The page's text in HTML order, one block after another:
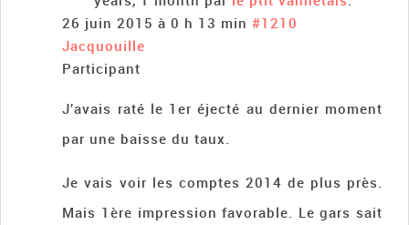
26 juin 2015 à 0 h 13 min #1210
Jacquouille
Participant
J’avais raté le 1er éjecté au dernier moment
par une baisse du taux.
Je vais voir les comptes 2014 de plus près.
Mais 1ère impression favorable. Le gars sait